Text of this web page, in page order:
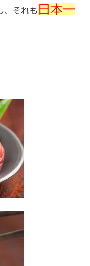
、それも 日本一